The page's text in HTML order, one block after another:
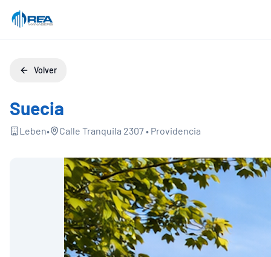
Volver
Suecia
Leben• Calle Tranquila 2307• Providencia